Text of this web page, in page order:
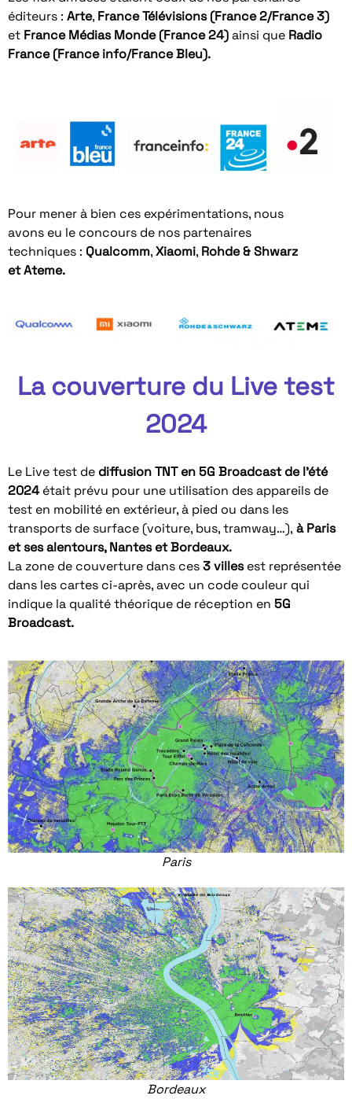
éditeurs : Arte, France Télévisions (France 2/France 3)
et France Médias Monde (France 24)ainsi que Radio
France (France info/France Bleu).
Pour mener à bien ces expérimentations, nous
avons eu le concours de nos partenaires
techniques : Qualcomm,Xiaomi, Rohde & Shwarz
et Ateme.
La couverture du Live test
2024
Le Live test de diffusion TNT en 5G Broadcast de l’été
2024était prévu pour une utilisation des appareils de
test en mobilité en extérieur, à pied ou dans les
transports de surface (voiture, bus, tramway…), à Paris
et ses alentours, Nantes et Bordeaux.
La zone de couverture dans ces3 villesest représentée
dans les cartes ci-après, avec un code couleur qui
indique la qualité théorique de réception en 5G
Broadcast.
Paris
Bordeaux